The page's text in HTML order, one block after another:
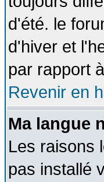
d'été. le
d'hiver et
par rapport
Revenir en
Ma langue
Les raisons
pas installé